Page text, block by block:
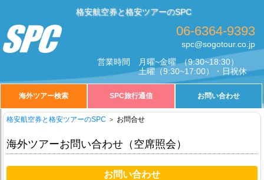
格安航空券と格安ツアーのSPC
06-6364-9393
spc@sogotour.co.jp
営業時間
月曜~金曜 （9:30~18:30）
土曜（9:30~17:00）・日祝休
海外ツアー検索 SPC旅行通信 お問い合わせ
格安航空券と格安ツアーのSPC お問合せ
海外ツアーお問い合わせ（空席照会）
お問い合わせ